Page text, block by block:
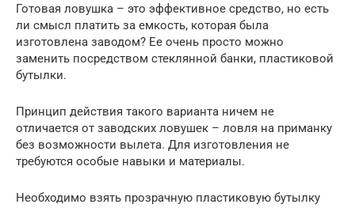
Готовая ловушка – это эффективное средство, но есть
ли смысл платить за емкость, которая была
изготовлена заводом? Ее очень просто можно
заменить посредством стеклянной банки, пластиковой
бутылки.
Принцип действия такого варианта ничем не
отличается от заводских ловушек – ловля на приманку
без возможности вылета. Для изготовления не
требуются особые навыки и материалы.
Необходимо взять прозрачную пластиковую бутылку